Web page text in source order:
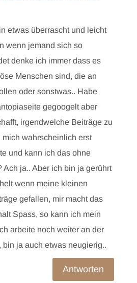
etwas überrascht und leicht
wenn jemand sich so
denke ich immer dass es
Menschen sind, die an
oder sonstwas.. Habe
gegoogelt aber
irgendwelche Beiträge zu
wahrscheinlich erst
und kann ich das ohne
Ach ja.. Aber ich bin ja gerührt
wenn meine kleinen
gefallen, mir macht das
Spass, so kann ich mein
arbeite noch weiter an der
bin ja auch etwas neugierig..
Antworten